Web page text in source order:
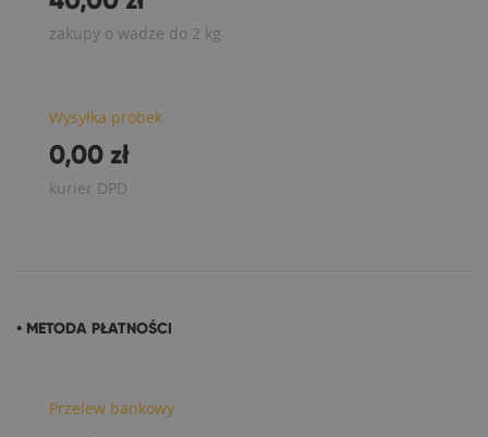
zakupy o wadze do 2 kg
Wysyłka próbek
0,00 zł
kurier DPD
• METODA PŁATNOŚCI
Przelew bankowy